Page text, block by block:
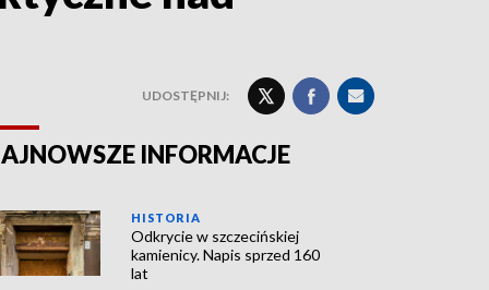
UDOSTĘPNIJ:
INFORMACJE
HISTORIA
Odkrycie w szczecińskiej
kamienicy. Napis sprzed 160
lat